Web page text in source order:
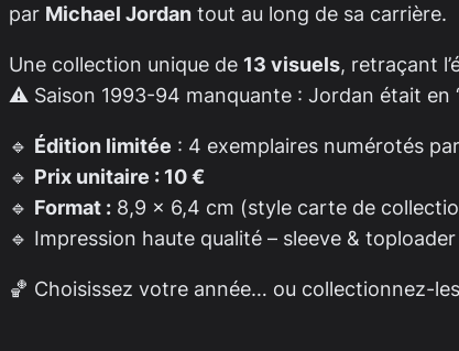
par Michael Jordan tout au long de sa carrière.
Une collection unique de 13 visuels, retraçant
⚠️ Saison 1993-94 manquante : Jordan était en
🔹 Édition limitée : 4 exemplaires numérotés
🔹 Prix unitaire : 10 €
🔹 Format : 8,9 x 6,4 cm (style carte de
🔹 Impression haute qualité – sleeve &
🏀 Choisissez votre année… ou collectionnez-